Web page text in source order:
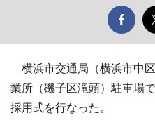
横浜市交通局（横浜市中
業所（磯子区滝頭）駐車場
採用式を行なった。